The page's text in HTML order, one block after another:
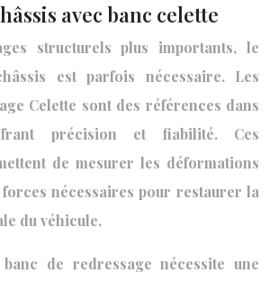
avec banc celette
structurels plus importants, le
est parfois nécessaire. Les
Celette sont des références dans
précision et fiabilité. Ces
de mesurer les déformations
forces nécessaires pour restaurer la
du véhicule.
banc de redressage nécessite une